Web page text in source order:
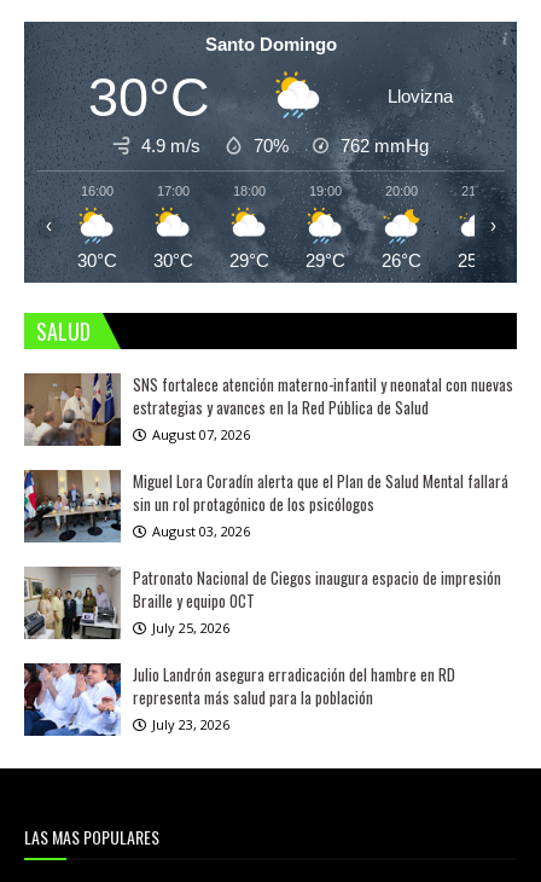
Santo Domingo
30°C Llovizna
4.9 m/s 70% 762mmHg
16:00
30°C
17:00
30°C
18:00
29°C
19:00
29°C
20:00
26°C
21:00
25°C
‹ ›
SALUD
SNS fortalece atención materno-infantil y neonatal con nuevas
estrategias y avances en la Red Pública de Salud
August 07, 2026
Miguel Lora Coradín alerta que el Plan de Salud Mental fallará
sin un rol protagónico de los psicólogos
August 03, 2026
Patronato Nacional de Ciegos inaugura espacio de impresión
Braille y equipo OCT
July 25, 2026
Julio Landrón asegura erradicación del hambre en RD
representa más salud para la población
July 23, 2026
LAS MAS POPULARES